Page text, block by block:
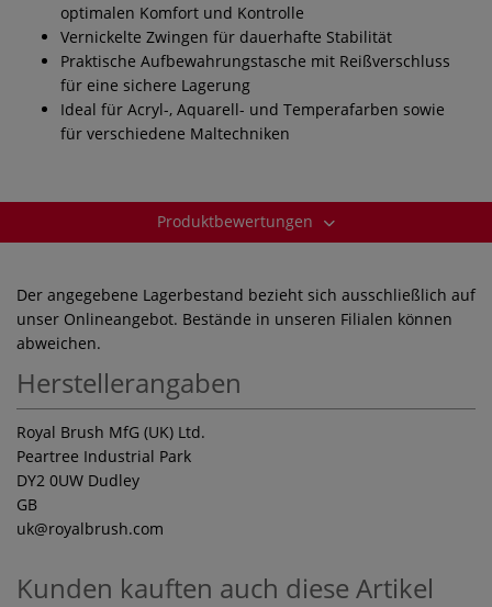
optimalen Komfort und Kontrolle
Vernickelte Zwingen für dauerhafte Stabilität
Praktische Aufbewahrungstasche mit Reißverschluss
für eine sichere Lagerung
Ideal für Acryl-, Aquarell- und Temperafarben sowie
für verschiedene Maltechniken
Produktbewertungen
Der angegebene Lagerbestand bezieht sich ausschließlich auf
unser Onlineangebot. Bestände in unseren Filialen können
abweichen.
Herstellerangaben
Royal Brush MfG (UK) Ltd.
Peartree Industrial Park
DY2 0UW Dudley
GB
uk@royalbrush.com
Kunden kauften auch diese Artikel